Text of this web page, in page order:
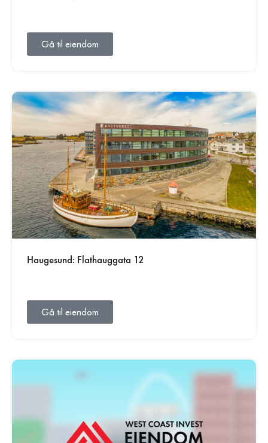
Gå til eiendom
Haugesund: Flathauggata 12
Gå til eiendom